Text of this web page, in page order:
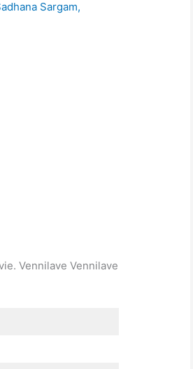
Sargam,
Vennilave Vennilave